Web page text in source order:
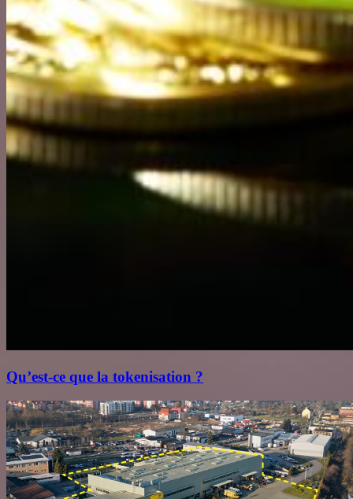
Qu’est‑ce que la tokenisation ?